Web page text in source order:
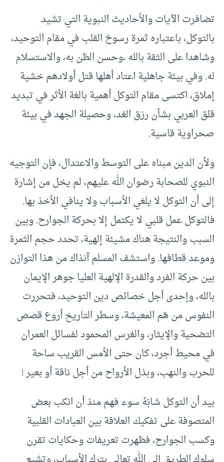
تضافرت الآيات والأحاديث النبوية التي تشيد
بالتوكل، باعتباره ثمرة رسوخ القلب في مقام التوحيد،
وشاهدا على الثقة بالله ،وحسن الظن به، والاستسلام
له. وفي بيئة جاهلية اعتاد أهلها قتل أولادهم خشية
إملاق، اكتسى مقام التوكل أهمية بالغة الأثر في تبديد
قلق العربي بشأن رزق الغد، وحصيلة الجهد في بيئة
صحراوية قاسية.
ولأن الدين مبناه على التوسط والاعتدال، فإن التوجيه
النبوي للصحابة رضوان الله عليهم، لم يخل من إشارة
إلى أن التوكل لا يلغي الأسباب ولا ينافي الأخذ بها.
فالتوكل عمل قلبي لا يكتمل إلا بحركة الجوارح. وبين
السبب والنتيجة هناك مشيئة إلهية، تحدد حجم الثمرة
وموعد قطافها. واستشف المسلم آنذاك من هذا التوازن
بين حركة الفرد والقدرة الإلهية العليا جوهر الإيمان
بالله، وإحدى أجل خصائص دين التوحيد، فتحررت
النفوس من هَم المعيشة، وسطر التاريخ أروع قصص
التضحية والإيثار، والغرس المحمود لفسائل العمران
في محيط أجرد، كان حتى الأمس القريب ساحة
للحرب والنهب، وبذل الأرواح من أجل ناقة أو بعير !
بيد أن التوكل شابَهُ سوء فهم منذ أن انكب بعض
المتصوفة على تفكيك العلاقة بين العبادات القلبية
وكسب الجوارح، فظهرت تعريفات وحكايات تقرن